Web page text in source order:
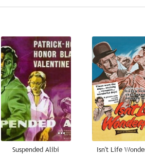
--
Suspended Alibi Isn't Life